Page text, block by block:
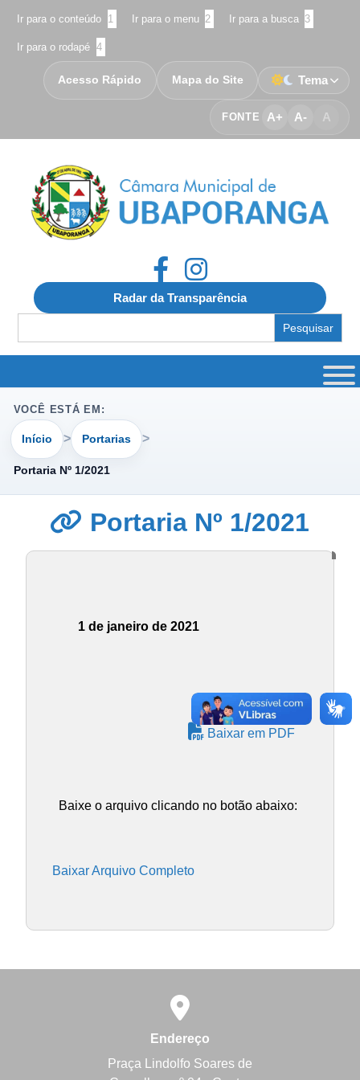
Ir para o conteúdo 1 Ir para o menu 2 Ir para a busca 3
Ir para o rodapé 4
FONTE A+ A- A
Acesso Rápido Mapa do Site Tema
Radar da Transparência
for:
VOCÊ ESTÁ EM:
Início Portarias
Portaria Nº 1/2021
Portaria Nº 1/2021
1 de janeiro de 2021
Baixar em PDF
Baixe o arquivo clicando no botão abaixo:
Baixar Arquivo Completo
Endereço
Praça Lindolfo Soares de